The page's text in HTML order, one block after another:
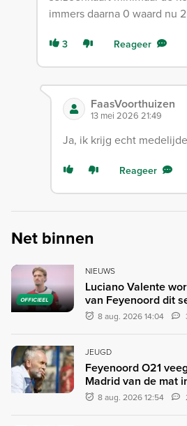
immers daarna 0 waard nu
3 Reageer
FaasVoorthuizen
13 mei 2026 21:49
Ja, ik krijg echt
Reageer
Net binnen
OFFICIEEL
NIEUWS
Luciano Valente
van Feyenoord dit
8 aug. 2026 14:04
JEUGD
Feyenoord O21
Madrid van de mat
8 aug. 2026 12:54